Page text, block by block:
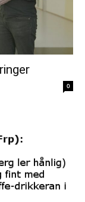
0